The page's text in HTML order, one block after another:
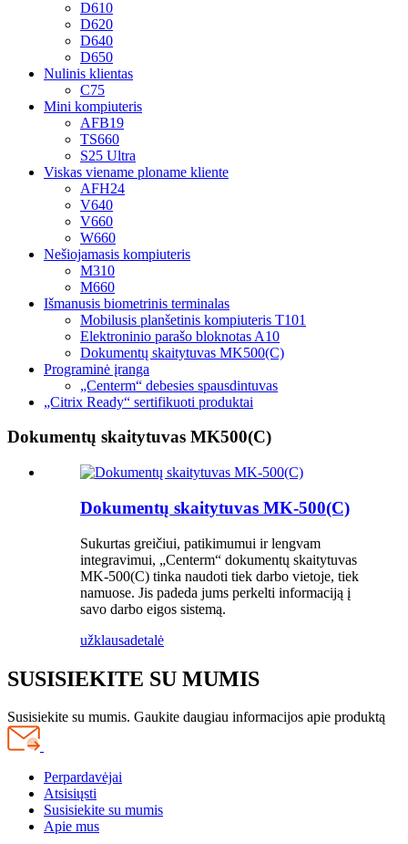
D610
D620
D640
D650
Nulinis klientas
C75
Mini kompiuteris
AFB19
TS660
S25 Ultra
Viskas viename ploname kliente
AFH24
V640
V660
W660
Nešiojamasis kompiuteris
M310
M660
Išmanusis biometrinis terminalas
Mobilusis planšetinis kompiuteris T101
Elektroninio parašo bloknotas A10
Dokumentų skaitytuvas MK500(C)
Programinė įranga
„Centerm“ debesies spausdintuvas
„Citrix Ready“ sertifikuoti produktai
Dokumentų skaitytuvas MK500(C)
Dokumentų skaitytuvas MK-500(C)
Sukurtas greičiui, patikimumui ir lengvam
integravimui, „Centerm“ dokumentų skaitytuvas
MK-500(C) tinka naudoti tiek darbo vietoje, tiek
namuose. Jis padeda jums perkelti informaciją į
savo darbo eigos sistemą.
užklausadetalė
SUSISIEKITE SU MUMIS
Susisiekite su mumis. Gaukite daugiau informacijos apie produktą
Perpardavėjai
Atsisiųsti
Susisiekite su mumis
Apie mus